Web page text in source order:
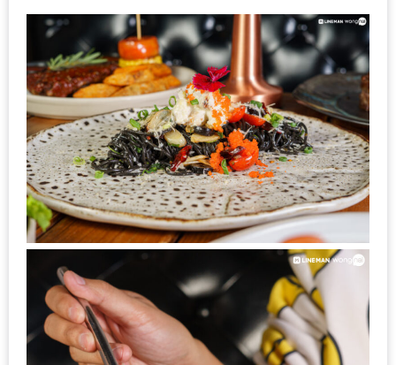
จบ
ที่
เดียว
HOMEPRO
FAIR
2017
เชียงใหม่
จัด
เต็ม
กับ
แผนที่
ร้าน
หมู
กระทะ